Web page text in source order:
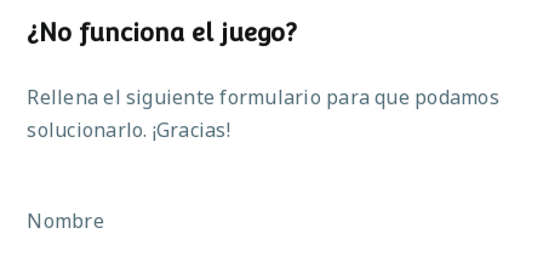
¿No funciona el juego?
Rellena el siguiente formulario para que podamos
solucionarlo. ¡Gracias!
Nombre